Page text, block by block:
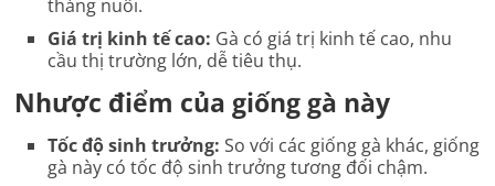
tháng nuôi.
Giá trị kinh tế cao: Gà có giá trị kinh tế cao, nhu
cầu thị trường lớn, dễ tiêu thụ.
Nhược điểm của giống gà này
Tốc độ sinh trưởng: So với các giống gà khác, giống
gà này có tốc độ sinh trưởng tương đối chậm.